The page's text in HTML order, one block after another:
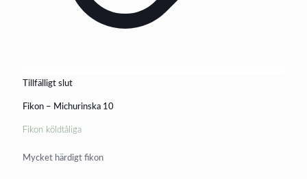
Tillfälligt slut
Fikon – Michurinska 10
Fikon köldtåliga
Mycket härdigt fikon